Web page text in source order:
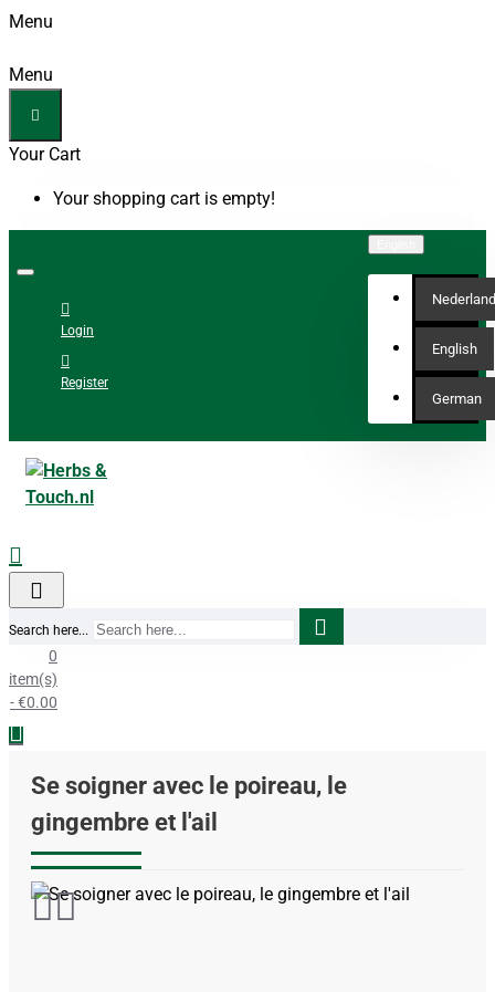
Menu
Menu
Your Cart
Your shopping cart is empty!
Login
Register
English
German
Search here...
0
item(s)
- €0.00
Se soigner avec le poireau, le
gingembre et l'ail